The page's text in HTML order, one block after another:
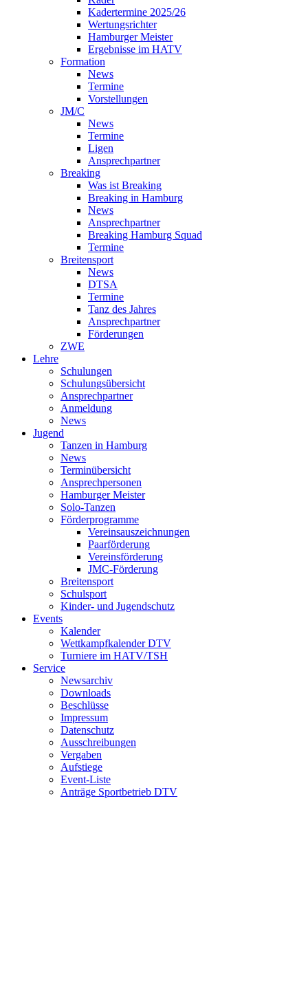
Kadertermine 2025/26
Wertungsrichter
Hamburger Meister
Ergebnisse im HATV
Formation
News
Termine
Vorstellungen
JM/C
News
Termine
Ligen
Ansprechpartner
Breaking
Was ist Breaking
Breaking in Hamburg
News
Ansprechpartner
Breaking Hamburg Squad
Termine
Breitensport
News
DTSA
Termine
Tanz des Jahres
Ansprechpartner
Förderungen
ZWE
Lehre
Schulungen
Schulungsübersicht
Ansprechpartner
Anmeldung
News
Jugend
Tanzen in Hamburg
News
Terminübersicht
Ansprechpersonen
Hamburger Meister
Solo-Tanzen
Förderprogramme
Vereinsauszeichnungen
Paarförderung
Vereinsförderung
JMC-Förderung
Breitensport
Schulsport
Kinder- und Jugendschutz
Events
Kalender
Wettkampfkalender DTV
Turniere im HATV/TSH
Service
Newsarchiv
Downloads
Beschlüsse
Impressum
Datenschutz
Ausschreibungen
Vergaben
Aufstiege
Event-Liste
Anträge Sportbetrieb DTV